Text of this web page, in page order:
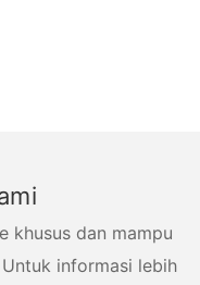
khusus dan mampu
informasi lebih